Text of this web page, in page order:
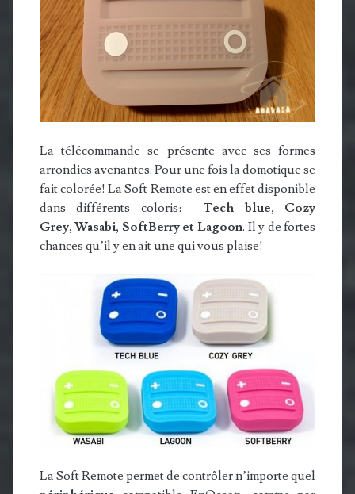
La télécommande se présente avec ses formes
arrondies avenantes. Pour une fois la domotique se
fait colorée! La Soft Remote est en effet disponible
dans différents coloris: Tech blue, Cozy
Grey, Wasabi, SoftBerry et Lagoon. Il y de fortes
chances qu’il y en ait une qui vous plaise!
La Soft Remote permet de contrôler n’importe quel